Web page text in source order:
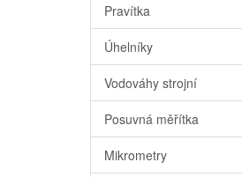
Pravítka
Úhelníky
Vodováhy strojní
Posuvná měřítka
Mikrometry